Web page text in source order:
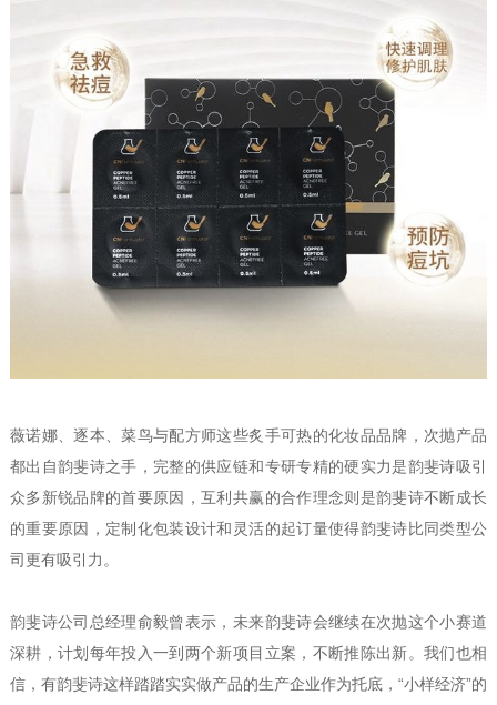
薇诺娜、逐本、菜鸟与配方师这些炙手可热的化妆品品牌，次抛产品
都出自韵斐诗之手，完整的供应链和专研专精的硬实力是韵斐诗吸引
众多新锐品牌的首要原因，互利共赢的合作理念则是韵斐诗不断成长
的重要原因，定制化包装设计和灵活的起订量使得韵斐诗比同类型公
司更有吸引力。
韵斐诗公司总经理俞毅曾表示，未来韵斐诗会继续在次抛这个小赛道
深耕，计划每年投入一到两个新项目立案，不断推陈出新。我们也相
信，有韵斐诗这样踏踏实实做产品的生产企业作为托底，“小样经济”的